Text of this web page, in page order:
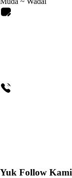
Yuk Follow Kami